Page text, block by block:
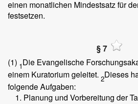
einen monatlichen Mindestsatz für
festsetzen.
§ 7
(1) 1Die Evangelische
einem Kuratorium geleitet. 2Dieses
folgende Aufgaben:
Planung und Vorbereitung der